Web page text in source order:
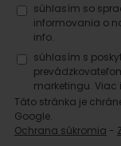
súhlasím so
informovania o
info.
súhlasím s
marketingu. Viac
Táto stránka je
Google.
Ochrana súkromia -